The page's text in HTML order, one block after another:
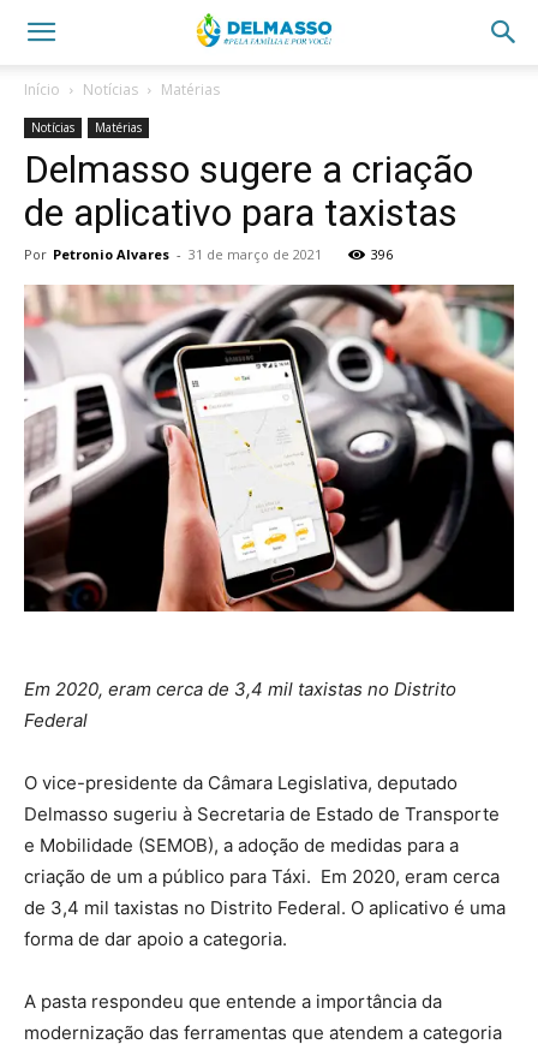
Início Notícias Matérias
Notícias Matérias
Delmasso sugere a criação
de aplicativo para taxistas
Por Petronio Alvares - 31 de março de 2021 396
Em 2020, eram cerca de 3,4 mil taxistas no Distrito
Federal
O vice-presidente da Câmara Legislativa, deputado
Delmasso sugeriu à Secretaria de Estado de Transporte
e Mobilidade (SEMOB), a adoção de medidas para a
criação de um a público para Táxi. Em 2020, eram cerca
de 3,4 mil taxistas no Distrito Federal. O aplicativo é uma
forma de dar apoio a categoria.
A pasta respondeu que entende a importância da
modernização das ferramentas que atendem a categoria